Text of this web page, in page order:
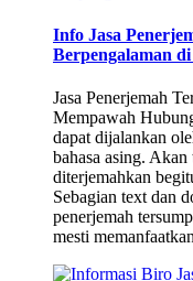
Info Jasa
Berpengalaman
Jasa Penerjemah
Mempawah
dapat dijalankan
bahasa asing.
diterjemahkan
Sebagian text dan
penerjemah
mesti